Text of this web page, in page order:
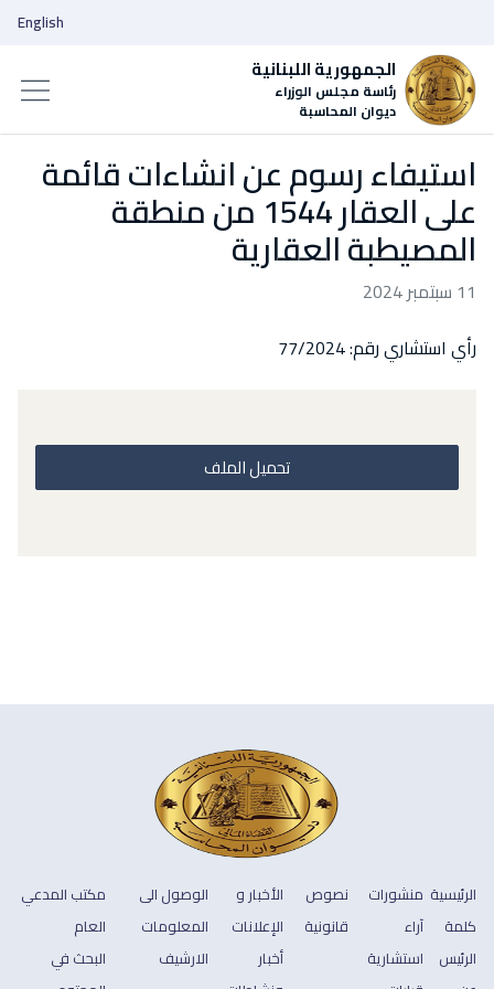
الجمهورية اللبنانية
رئاسة مجلس الوزراء
ديوان المحاسبة
English
استيفاء رسوم عن انشاءات قائمة
على العقار 1544 من منطقة
المصيطبة العقارية
11 سبتمبر 2024
رأي استشاري رقم: 77/2024
تحميل الملف
الرئيسية
كلمة
الرئيس
منشورات
آراء
استشارية
نصوص
قانونية
الأخبار و
الإعلانات
أخبار
الوصول الى
المعلومات
الارشيف
مكتب المدعي
العام
البحث في